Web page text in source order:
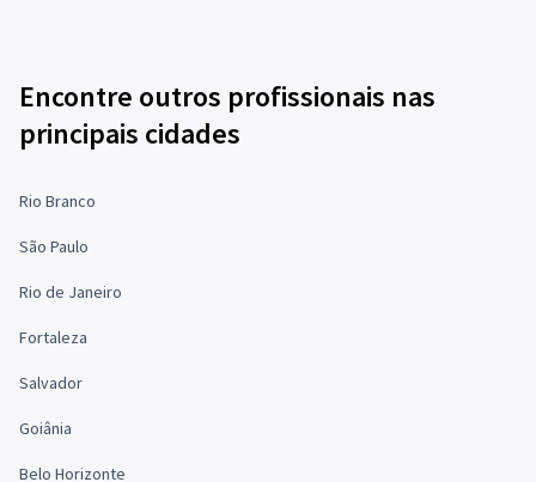
Encontre outros profissionais nas
principais cidades
Rio Branco
São Paulo
Rio de Janeiro
Fortaleza
Salvador
Goiânia
Belo Horizonte